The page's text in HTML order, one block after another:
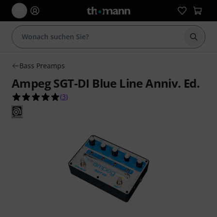
Suche
Bass Preamps
Ampeg SGT-DI Blue Line Anniv. Ed.
5.0 von 5 Sternen aus 3 Kundenbewertungen
(3)